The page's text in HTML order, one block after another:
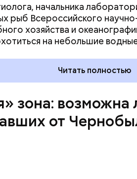
начальника
рыб Всероссийского
хозяйства и
на небольшие
Читать полностью
зона: возможна
от